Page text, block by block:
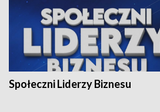
Społeczni Liderzy Biznesu